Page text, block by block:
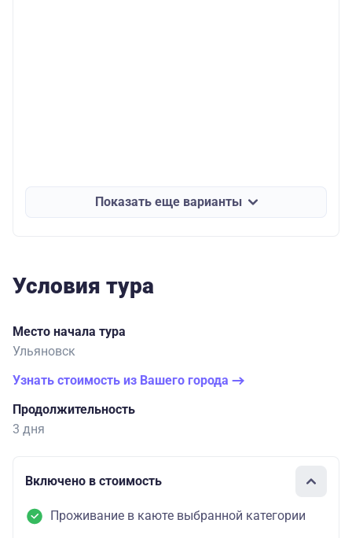
Показать еще варианты
Условия тура
Место начала тура
Ульяновск
Узнать стоимость из Вашего города
Продолжительность
3 дня
Включено в стоимость
Проживание в каюте выбранной категории